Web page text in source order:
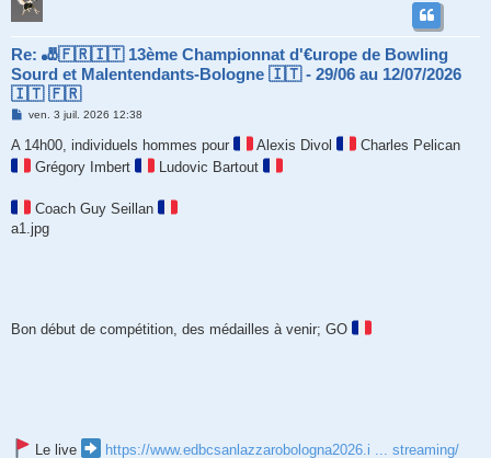
Re: 🎳🇫🇷🇮🇹 13ème Championnat d'€urope de Bowling
Sourd et Malentendants-Bologne 🇮🇹 - 29/06 au 12/07/2026
🇮🇹 🇫🇷
M
s
s
ven. 3 juil. 2026 12:38
A 14h00, individuels hommes pour Alexis Divol
Charles Pelican
Grégory Imbert
Ludovic Bartout
Coach Guy Seillan
a1.jpg
Bon début de compétition, des médailles à venir; GO
Le live https://www.edbcsanlazzarobologna2026.i ... streaming/